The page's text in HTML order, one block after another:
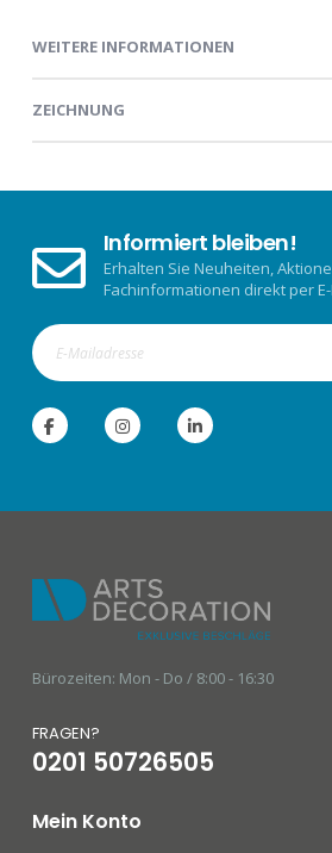
WEITERE INFORMATIONEN
ZEICHNUNG
Informiert bleiben!
Erhalten Sie Neuheiten,
Fachinformationen direkt per
Bürozeiten: Mon - Do / 8:00 - 16:30
FRAGEN?
0201 50726505
Mein Konto